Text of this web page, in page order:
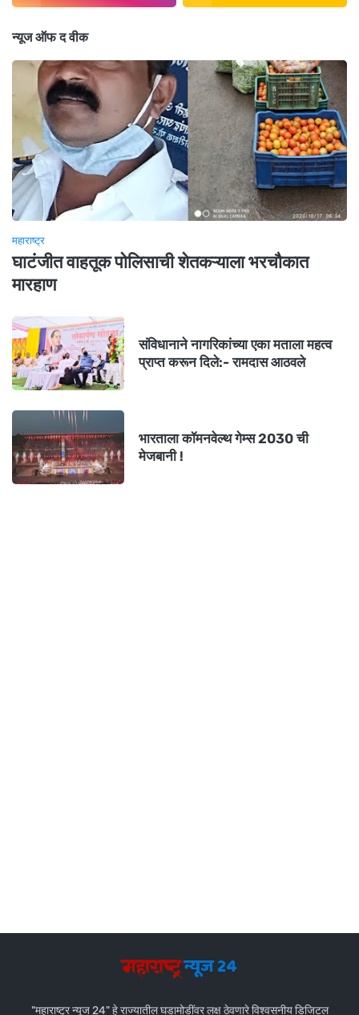
न्यूज ऑफ द वीक
महाराष्ट्र
घाटंजीत वाहतूक पोलिसाची शेतकऱ्याला भरचौकात
मारहाण
संविधानाने नागरिकांच्या एका मताला महत्व
प्राप्त करून दिले:- रामदास आठवले
भारताला कॉमनवेल्थ गेम्स 2030 ची
मेजबानी !
"महाराष्ट्र न्यूज 24" हे राज्यातील घडामोडींवर लक्ष ठेवणारे विश्वसनीय डिजिटल